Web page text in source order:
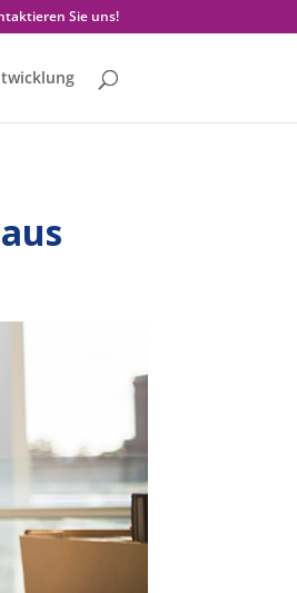
Sie uns!